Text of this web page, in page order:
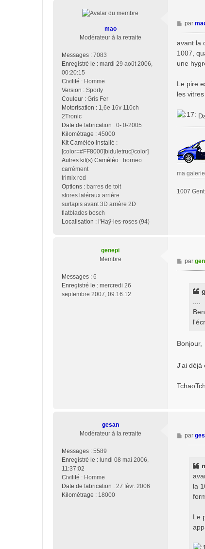
mao
Modérateur à la retraite
Messages : 7083
Enregistré le : mardi 29 août 2006,
00:20:15
Civilité : Homme
Version : Sporty
Couleur : Gris Fer
Motorisation : 1,6e 16v 110ch
2Tronic
Date de fabrication : 0- 0-2005
Kilométrage : 45000
Kit Caméléo installé :
[color=#FF8000]biduletruc[/color]
Autres kit(s) Caméléo : borneo
carrément
trimix red
Options : barres de toit
stores latéraux arrière
surtapis avant 3D arrière 2D
flatblades bosch
Localisation : l'Haÿ-les-roses (94)
M
e
s
s
g
par
avant la
1007,
une
Le pire
les
ma
1007
genepi
Membre
Messages : 6
Enregistré le : mercredi 26
septembre 2007, 09:16:12
M
e
par
Bonjour,
J'ai déjà
gesan
Modérateur à la retraite
Messages : 5589
Enregistré le : lundi 08 mai 2006,
11:37:02
Civilité : Homme
Date de fabrication : 27 févr. 2006
Kilométrage : 18000
M
e
par
la
Le